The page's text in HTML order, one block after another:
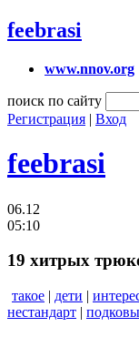
feebrasi
www.nnov.org
поиск по сайту
Регистрация | Вход
feebrasi
06.12
05:10
19 хитрых
такое | дети |
нестандарт |